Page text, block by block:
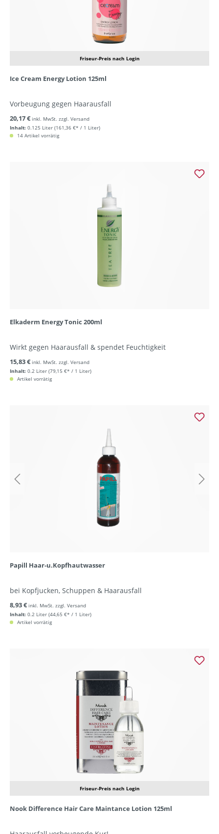
Friseur-Preis nach Login
Ice Cream Energy Lotion 125ml
Vorbeugung gegen Haarausfall
Inhalt: 0.125 Liter (161,36 €* / 1 Liter)
20,17 € inkl. MwSt. zzgl. Versand
14 Artikel vorrätig
Elkaderm Energy Tonic 200ml
Wirkt gegen Haarausfall & spendet Feuchtigkeit
Inhalt: 0.2 Liter (79,15 €* / 1 Liter)
15,83 € inkl. MwSt. zzgl. Versand
Artikel vorrätig
Papill Haar-u.Kopfhautwasser
bei Kopfjucken, Schuppen & Haarausfall
Inhalt: 0.2 Liter (44,65 €* / 1 Liter)
8,93 € inkl. MwSt. zzgl. Versand
Artikel vorrätig
Friseur-Preis nach Login
Nook Difference Hair Care Maintance Lotion 125ml